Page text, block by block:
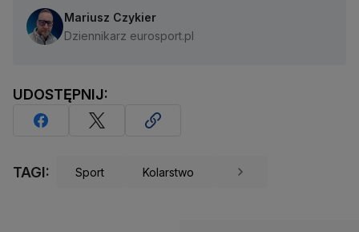
Mariusz Czykier
Dziennikarz eurosport.pl
UDOSTĘPNIJ:
TAGI: Sport Kolarstwo